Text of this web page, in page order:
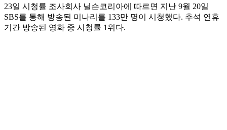
23일 시청률 조사회사 닐슨코리아에 따르면 지난 9월 20일
SBS를 통해 방송된 미나리를 133만 명이 시청했다. 추석 연휴
기간 방송된 영화 중 시청률 1위다.